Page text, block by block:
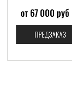
от 67 000 руб
ПРЕДЗАКАЗ